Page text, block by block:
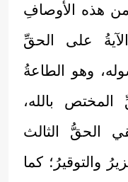
هذه الأوصافِ
على الحقِّ
وهو الطاعةُ
المختص بالله،
الحقُّ الثالث
والتوقيرُ؛ كما